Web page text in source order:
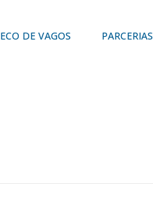
ECO DE VAGOS PARCERIAS